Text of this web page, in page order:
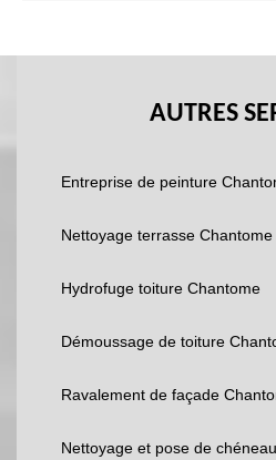
AUTRES
Entreprise de peinture
Nettoyage terrasse Chantome
Hydrofuge toiture Chantome
Démoussage de toiture
Ravalement de façade
Nettoyage et pose de